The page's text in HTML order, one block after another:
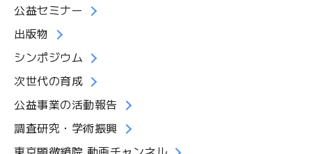
公益セミナー
出版物
シンポジウム
次世代の育成
公益事業の活動報告
調査研究・学術振興